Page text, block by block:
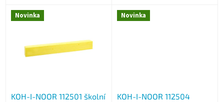
pracovní plochy a umožňuje
přesné...
při psaní a zabraňuje...
Novinka
KOH-I-NOOR 112501 školní
Novinka
KOH-I-NOOR 112504